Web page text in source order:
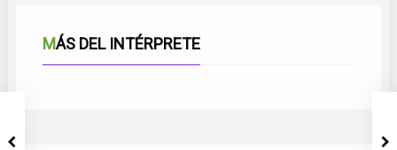
MÁS DEL INTÉRPRETE